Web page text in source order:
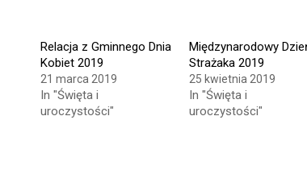
Relacja z Gminnego Dnia
Kobiet 2019
21 marca 2019
In "Święta i
uroczystości"
Międzynarodowy
Strażaka 2019
25 kwietnia 2019
In "Święta i
uroczystości"